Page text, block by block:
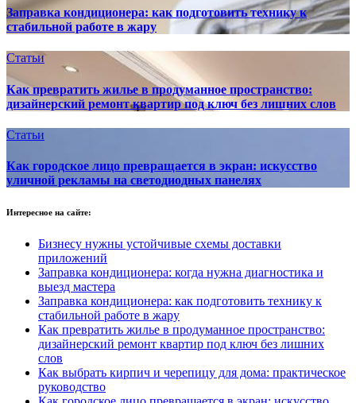
Заправка кондиционера: как подготовить технику к
стабильной работе в жару
Статьи
Как превратить жилье в продуманное пространство:
дизайнерский ремонт квартир под ключ без лишних слов
Статьи
Как городское лицо превращается в экран: искусство
уличной рекламы на светодиодных панелях
Интересное на сайте:
Бизнесу нужны устойчивые схемы доставки
приложений
Заправка кондиционера: когда нужна диагностика и
выезд мастера
Заправка кондиционера: как подготовить технику к
стабильной работе в жару
Как превратить жилье в продуманное пространство:
дизайнерский ремонт квартир под ключ без лишних
слов
Как выбрать кирпич и черепицу для дома: практическое
руководство